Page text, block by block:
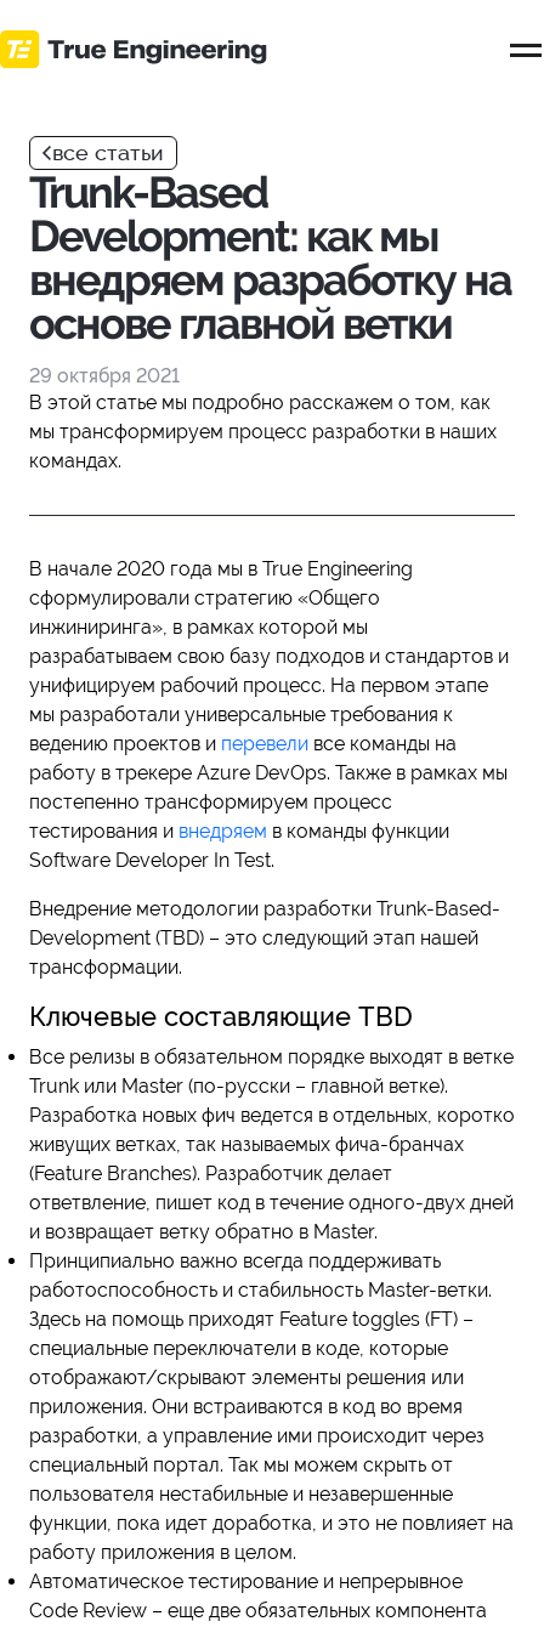
к
основному
все статьи
Trunk-Based
Development: как мы
внедряем разработку на
основе главной ветки
29 октября 2021
В этой статье мы подробно расскажем о том, как
мы трансформируем процесс разработки в наших
командах.
В начале 2020 года мы в True Engineering
сформулировали стратегию «Общего
инжиниринга», в рамках которой мы
разрабатываем свою базу подходов и стандартов и
унифицируем рабочий процесс. На первом этапе
мы разработали универсальные требования к
ведению проектов и перевели все команды на
работу в трекере Azure DevOps. Также в рамках мы
постепенно трансформируем процесс
тестирования и внедряем в команды функции
Software Developer In Test.
Внедрение методологии разработки Trunk-Based-
Development (TBD) – это следующий этап нашей
трансформации.
Ключевые составляющие TBD
Все релизы в обязательном порядке выходят в ветке
Trunk или Master (по-русски – главной ветке).
Разработка новых фич ведется в отдельных, коротко
живущих ветках, так называемых фича-бранчах
(Feature Branches). Разработчик делает
ответвление, пишет код в течение одного-двух дней
и возвращает ветку обратно в Master.
Принципиально важно всегда поддерживать
работоспособность и стабильность Master-ветки.
Здесь на помощь приходят Feature toggles (FT) –
специальные переключатели в коде, которые
отображают/скрывают элементы решения или
приложения. Они встраиваются в код во время
разработки, а управление ими происходит через
специальный портал. Так мы можем скрыть от
пользователя нестабильные и незавершенные
функции, пока идет доработка, и это не повлияет на
работу приложения в целом.
Автоматическое тестирование и непрерывное
Code Review – еще две обязательных компонента